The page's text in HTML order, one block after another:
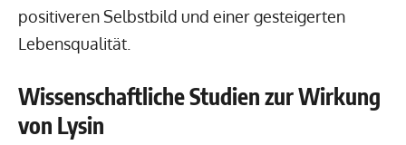
positiveren Selbstbild und einer gesteigerten
Lebensqualität.
Wissenschaftliche Studien zur Wirkung
von Lysin